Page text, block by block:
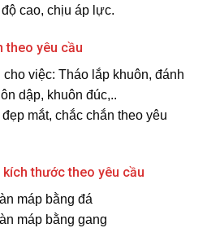
cao, chịu áp lực.
theo yêu cầu
việc: Tháo lắp khuôn, đánh
dập, khuôn đúc,..
mắt, chắc chắn theo yêu
thước theo yêu cầu
máp bằng đá
máp bằng gang